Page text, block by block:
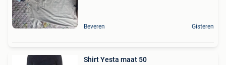
Beveren Gisteren
Shirt Yesta maat 50